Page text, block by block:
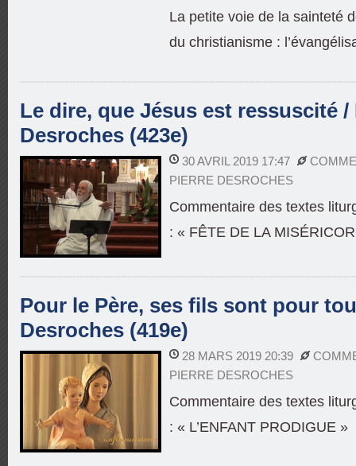
La petite voie de la sainteté
du christianisme :
Le dire, que Jésus est ressuscité /
Desroches (423e)
30 AVRIL 2019 17:47
PIERRE DESROCHES
Commentaire des textes
: « FÊTE DE LA
Pour le Père, ses fils sont pour
Desroches (419e)
28 MARS 2019 20:39
PIERRE DESROCHES
Commentaire des textes
: « L’ENFANT PRODIGUE »